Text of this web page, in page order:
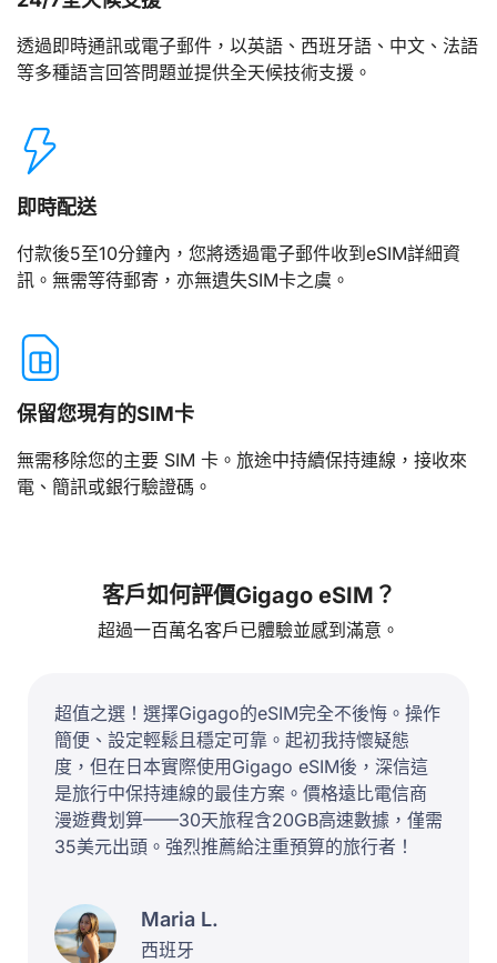
透過即時通訊或電子郵件，以英語、西班牙語、中文、法語
等多種語言回答問題並提供全天候技術支援。
即時配送
付款後5至10分鐘內，您將透過電子郵件收到eSIM詳細資
訊。無需等待郵寄，亦無遺失SIM卡之虞。
保留您現有的SIM卡
無需移除您的主要 SIM 卡。旅途中持續保持連線，接收來
電、簡訊或銀行驗證碼。
客戶如何評價Gigago eSIM？
超過一百萬名客戶已體驗並感到滿意。
超值之選！選擇Gigago的eSIM完全不後悔。操作
簡便、設定輕鬆且穩定可靠。起初我持懷疑態
度，但在日本實際使用Gigago eSIM後，深信這
是旅行中保持連線的最佳方案。價格遠比電信商
漫遊費划算——30天旅程含20GB高速數據，僅需
35美元出頭。強烈推薦給注重預算的旅行者！
Maria L.
西班牙